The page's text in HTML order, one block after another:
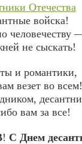
Отечества
войска!
человечеству
не сыскать!
и романтики,
везет во всем!
вам за все!
! С Днем